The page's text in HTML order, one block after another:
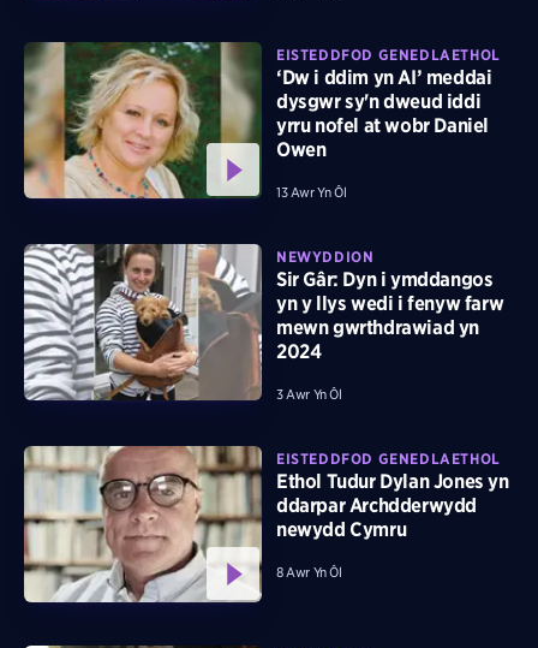
EISTEDDFOD GENEDLAETHOL
‘Dw i ddim yn AI’ meddai
dysgwr sy'n dweud iddi
yrru nofel at wobr Daniel
Owen
13 Awr Yn Ôl
NEWYDDION
Sir Gâr: Dyn i ymddangos
yn y llys wedi i fenyw farw
mewn gwrthdrawiad yn
2024
3 Awr Yn Ôl
EISTEDDFOD GENEDLAETHOL
Ethol Tudur Dylan Jones yn
ddarpar Archdderwydd
newydd Cymru
8 Awr Yn Ôl